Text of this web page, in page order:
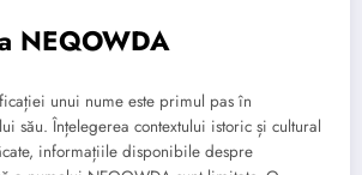
NEQOWDA
unui nume este primul pas în
său. Înțelegerea contextului istoric și cultural
informațiile disponibile despre